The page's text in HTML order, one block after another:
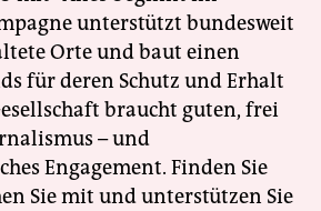
unterstützt bundesweit
Orte und baut einen
für deren Schutz und Erhalt
braucht guten, frei
– und
Engagement. Finden Sie
Sie mit und unterstützen Sie